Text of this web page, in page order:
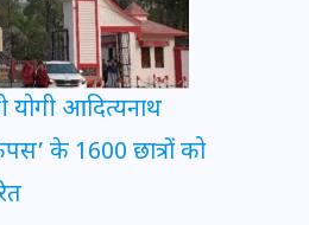
योगी आदित्यनाथ
के 1600 छात्रों को